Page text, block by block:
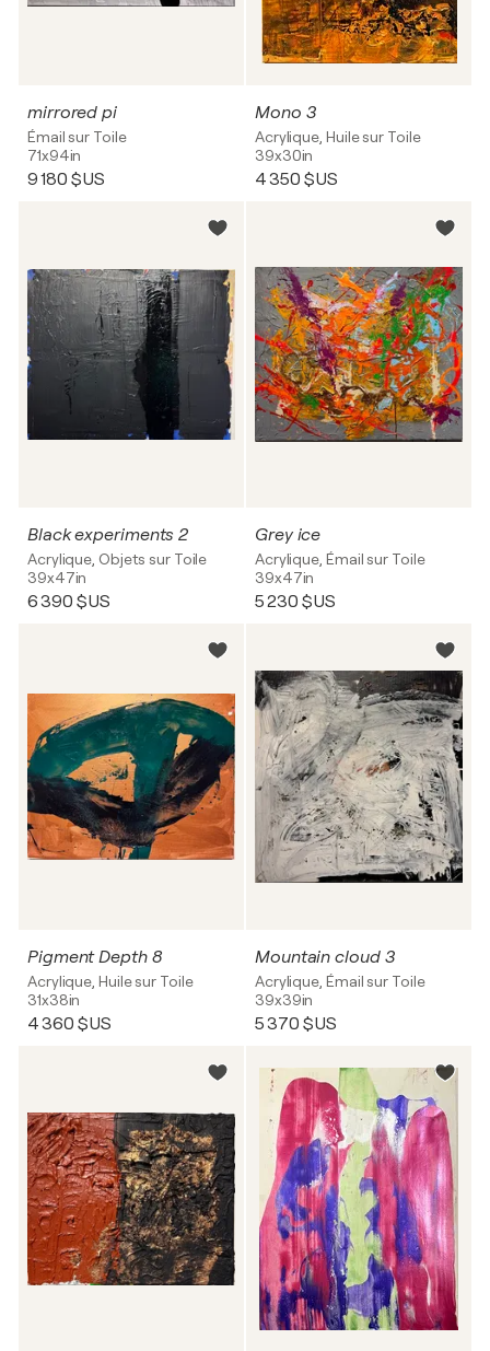
mirrored pi
Émail sur Toile
71x94in
9 180 $US
Mono 3
Acrylique, Huile sur Toile
39x30in
4 350 $US
Black experiments 2
Acrylique, Objets sur Toile
39x47in
6 390 $US
Grey ice
Acrylique, Émail sur Toile
39x47in
5 230 $US
Pigment Depth 8
Acrylique, Huile sur Toile
31x38in
4 360 $US
Mountain cloud 3
Acrylique, Émail sur Toile
39x39in
5 370 $US